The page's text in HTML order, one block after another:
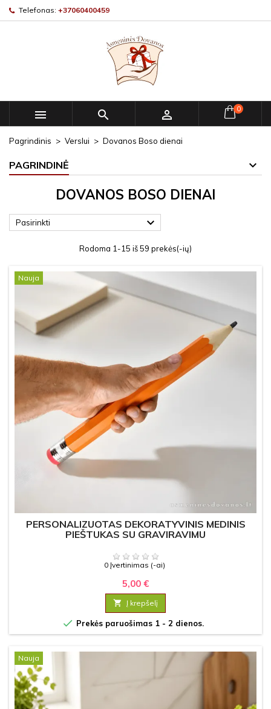
Telefonas: +37060400459
   0
Pagrindinis Verslui Dovanos Boso dienai
PAGRINDINĖ
DOVANOS BOSO DIENAI
Pasirinkti 
Rodoma 1-15 iš 59 prekės(-ių)
Nauja
PERSONALIZUOTAS DEKORATYVINIS MEDINIS
PIEŠTUKAS SU GRAVIRAVIMU
0 Įvertinimas (-ai)
5,00 €
 Į krepšelį
 Prekės paruošimas 1 - 2 dienos.
Nauja